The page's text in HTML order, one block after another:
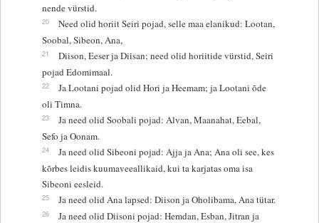
nende vürstid.
20
Need olid horiit Seiri pojad, selle maa elanikud: Lootan,
Soobal, Sibeon, Ana,
21
Diison, Eeser ja Diisan; need olid horiitide vürstid, Seiri
pojad Edomimaal.
22
Ja Lootani pojad olid Hori ja Heemam; ja Lootani õde
oli Timna.
23
Ja need olid Soobali pojad: Alvan, Maanahat, Eebal,
Sefo ja Oonam.
24
Ja need olid Sibeoni pojad: Ajja ja Ana; Ana oli see, kes
kõrbes leidis kuumaveeallikaid, kui ta karjatas oma isa
Sibeoni eesleid.
25 Ja need olid Ana lapsed: Diison ja Oholibama, Ana tütar.
26
Ja need olid Diisoni pojad: Hemdan, Esban, Jitran ja